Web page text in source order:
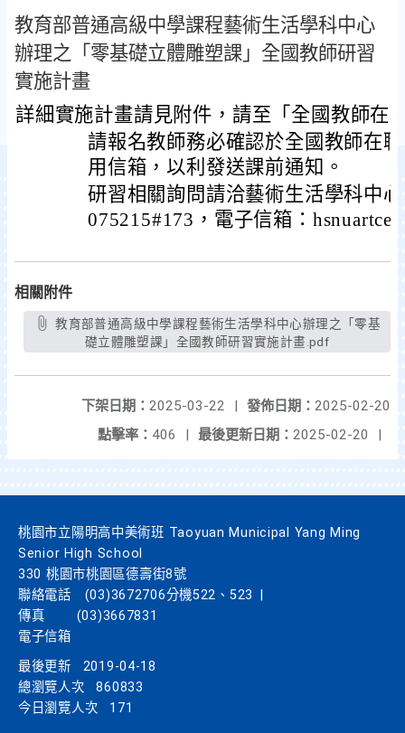
教育部普通高級中學課程藝術生活學科中心
辦理之「零基礎立體雕塑課」全國教師研習
實施計畫
詳細實施計畫請見附件，請至「全國教師在
請報名教師務必確認於全國教師在
用信箱，以利發送課前通知。
研習相關詢問請洽藝術生活學科中
075215#173，電子信箱：
相關附件
教育部普通高級中學課程藝術生活學科中心辦理之「零基
礎立體雕塑課」全國教師研習實施計畫.pdf
發佈日期： 2025-02-20
下架日期： 2025-03-22
|
最後更新日期： 2025-02-20 |
點擊率： 406 |
桃園市立陽明高中美術班 Taoyuan Municipal Yang Ming
Senior High School
330 桃園市桃園區德壽街8號
聯絡電話
(03)3672706分機522、523
傳真
(03)3667831
電子信箱
最後更新
2019-04-18
總瀏覽人次
860833
今日瀏覽人次
171